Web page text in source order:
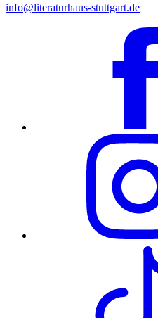
info@literaturhaus-stuttgart.de